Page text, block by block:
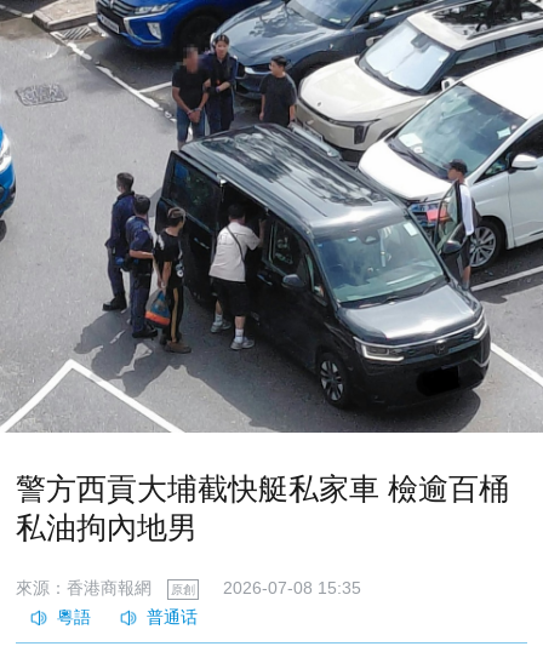
警方西貢大埔截快艇私家車 檢逾百桶
私油拘內地男
來源：香港商報網 原創 2026-07-08 15:35